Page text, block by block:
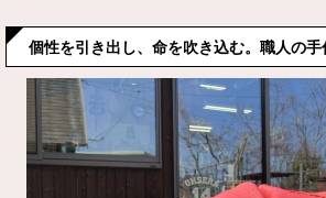
個性を引き出し、命を吹き込む。職人の